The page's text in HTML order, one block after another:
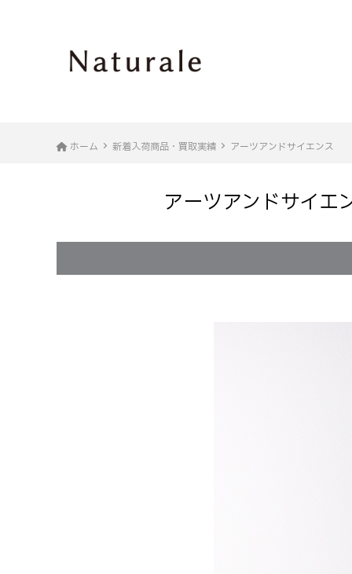
ホーム 新着入荷商品・買取実績 アーツアンドサイエンス
アーツアンドサイエ